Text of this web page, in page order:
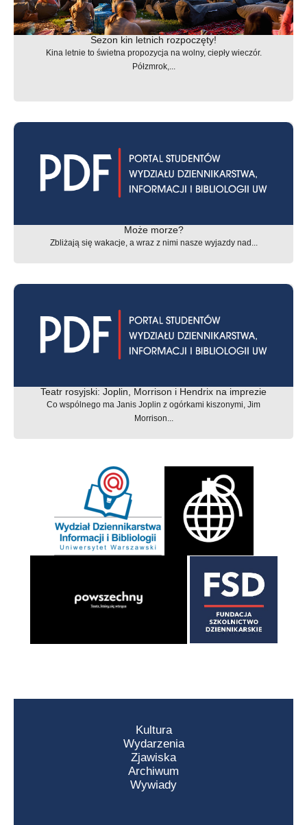
Sezon kin letnich rozpoczęty!
Kina letnie to świetna propozycja na wolny, ciepły wieczór.
Półzmrok,...
Może morze?
Zbliżają się wakacje, a wraz z nimi nasze wyjazdy nad...
Teatr rosyjski: Joplin, Morrison i Hendrix na imprezie
Co wspólnego ma Janis Joplin z ogórkami kiszonymi, Jim
Morrison...
Kultura
Wydarzenia
Zjawiska
Archiwum
Wywiady